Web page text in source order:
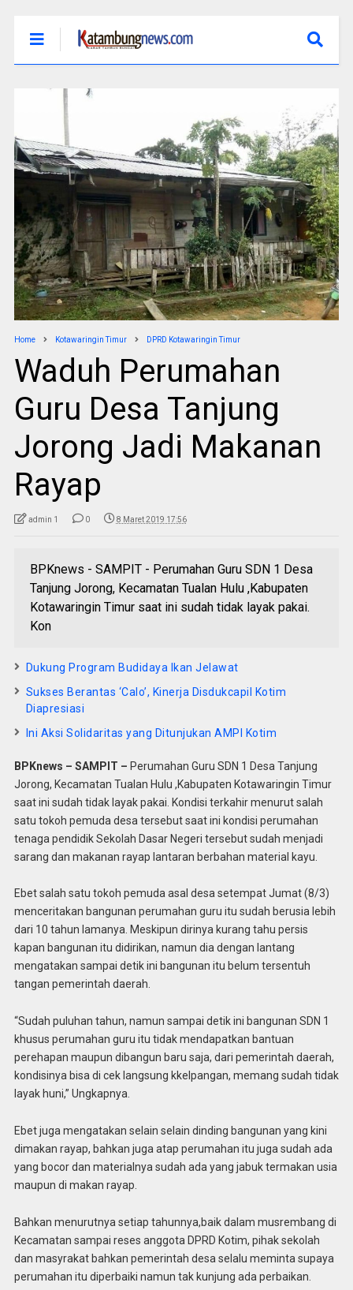
Home Kotawaringin Timur DPRD Kotawaringin Timur
Waduh Perumahan
Guru Desa Tanjung
Jorong Jadi Makanan
Rayap
admin 1 0 8 Maret 2019 17:56
BPKnews - SAMPIT - Perumahan Guru SDN 1 Desa
Tanjung Jorong, Kecamatan Tualan Hulu ,Kabupaten
Kotawaringin Timur saat ini sudah tidak layak pakai.
Kon
Dukung Program Budidaya Ikan Jelawat
Sukses Berantas ‘Calo’, Kinerja Disdukcapil Kotim
Diapresiasi
Ini Aksi Solidaritas yang Ditunjukan AMPI Kotim
BPKnews – SAMPIT – Perumahan Guru SDN 1 Desa Tanjung
Jorong, Kecamatan Tualan Hulu ,Kabupaten Kotawaringin Timur
saat ini sudah tidak layak pakai. Kondisi terkahir menurut salah
satu tokoh pemuda desa tersebut saat ini kondisi perumahan
tenaga pendidik Sekolah Dasar Negeri tersebut sudah menjadi
sarang dan makanan rayap lantaran berbahan material kayu.
Ebet salah satu tokoh pemuda asal desa setempat Jumat (8/3)
menceritakan bangunan perumahan guru itu sudah berusia lebih
dari 10 tahun lamanya. Meskipun dirinya kurang tahu persis
kapan bangunan itu didirikan, namun dia dengan lantang
mengatakan sampai detik ini bangunan itu belum tersentuh
tangan pemerintah daerah.
“Sudah puluhan tahun, namun sampai detik ini bangunan SDN 1
khusus perumahan guru itu tidak mendapatkan bantuan
perehapan maupun dibangun baru saja, dari pemerintah daerah,
kondisinya bisa di cek langsung kkelpangan, memang sudah tidak
layak huni,” Ungkapnya.
Ebet juga mengatakan selain selain dinding bangunan yang kini
dimakan rayap, bahkan juga atap perumahan itu juga sudah ada
yang bocor dan materialnya sudah ada yang jabuk termakan usia
maupun di makan rayap.
Bahkan menurutnya setiap tahunnya,baik dalam musrembang di
Kecamatan sampai reses anggota DPRD Kotim, pihak sekolah
dan masyrakat bahkan pemerintah desa selalu meminta supaya
perumahan itu diperbaiki namun tak kunjung ada perbaikan.